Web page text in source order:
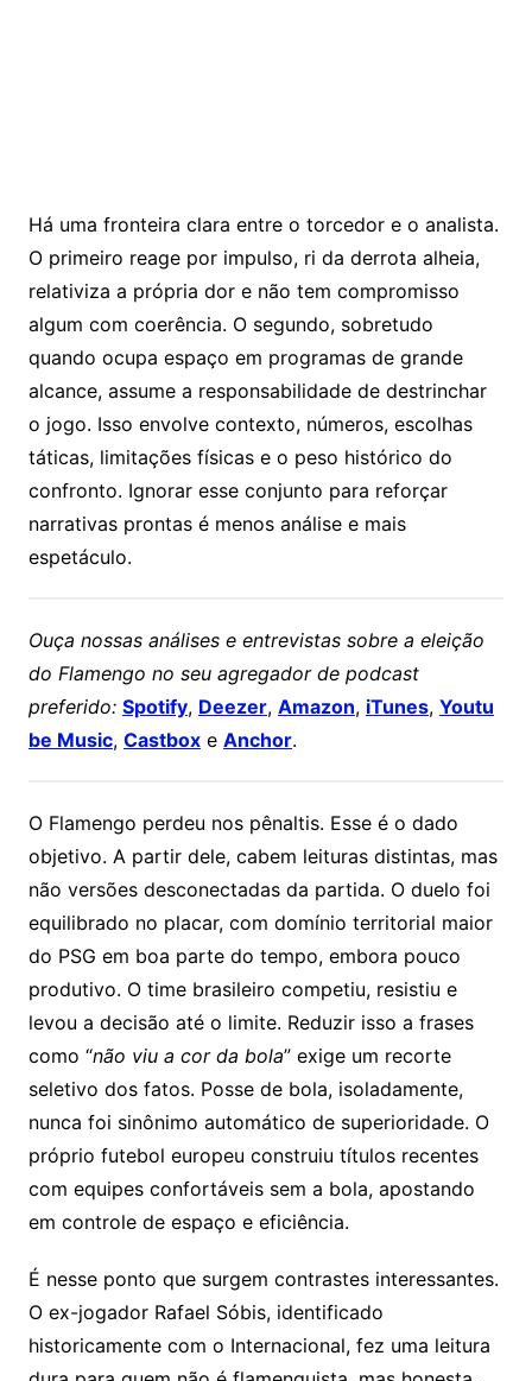
Há uma fronteira clara entre o torcedor e o analista.
O primeiro reage por impulso, ri da derrota alheia,
relativiza a própria dor e não tem compromisso
algum com coerência. O segundo, sobretudo
quando ocupa espaço em programas de grande
alcance, assume a responsabilidade de destrinchar
o jogo. Isso envolve contexto, números, escolhas
táticas, limitações físicas e o peso histórico do
confronto. Ignorar esse conjunto para reforçar
narrativas prontas é menos análise e mais
espetáculo.
Ouça nossas análises e entrevistas sobre a eleição
do Flamengo no seu agregador de podcast
preferido: Spotify, Deezer, Amazon, iTunes, Youtu
be Music, Castboxe Anchor.
O Flamengo perdeu nos pênaltis. Esse é o dado
objetivo. A partir dele, cabem leituras distintas, mas
não versões desconectadas da partida. O duelo foi
equilibrado no placar, com domínio territorial maior
do PSG em boa parte do tempo, embora pouco
produtivo. O time brasileiro competiu, resistiu e
levou a decisão até o limite. Reduzir isso a frases
como “não viu a cor da bola” exige um recorte
seletivo dos fatos. Posse de bola, isoladamente,
nunca foi sinônimo automático de superioridade. O
próprio futebol europeu construiu títulos recentes
com equipes confortáveis sem a bola, apostando
em controle de espaço e eficiência.
É nesse ponto que surgem contrastes interessantes.
O ex-jogador Rafael Sóbis, identificado
historicamente com o Internacional, fez uma leitura